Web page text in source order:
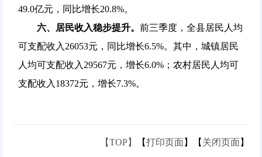
49.0亿元，同比增长20.8%。
六、居民收入稳步提升。 前三季度，全县居民人均
可支配收入26053元，同比增长6.5%。其中，城镇居民
人均可支配收入29567元，增长6.0%；农村居民人均可
支配收入18372元，增长7.3%。
【TOP】 【打印页面】【 关闭页面】